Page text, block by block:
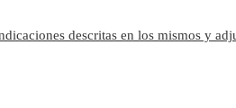
descritas en los mismos y